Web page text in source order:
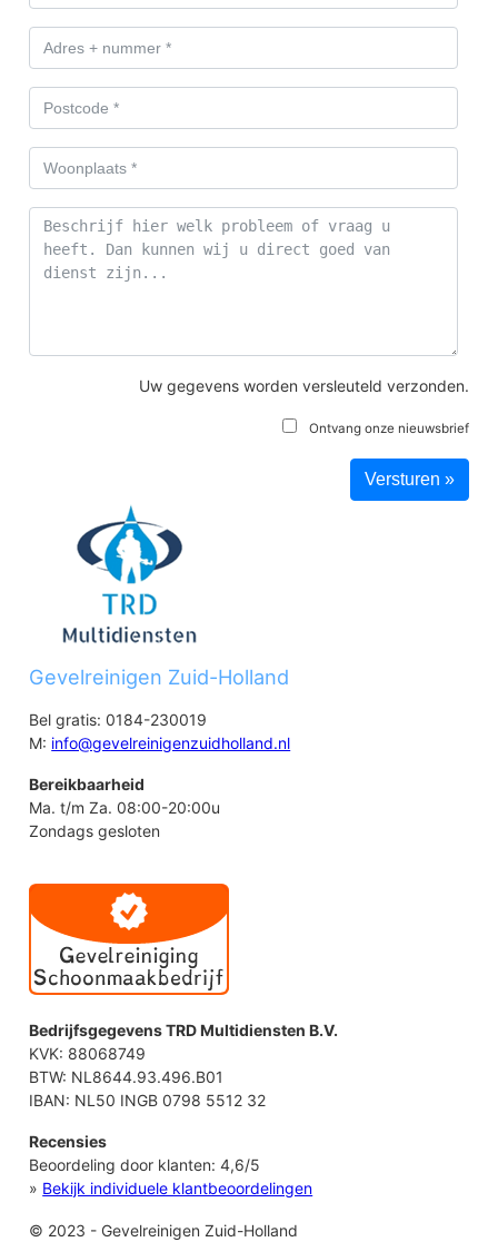
Uw gegevens worden versleuteld verzonden.
Ontvang onze nieuwsbrief
Gevelreinigen Zuid-Holland
Bel gratis: 0184-230019
M: info@gevelreinigenzuidholland.nl
Bereikbaarheid
Ma. t/m Za. 08:00-20:00u
Zondags gesloten
Bedrijfsgegevens TRD Multidiensten B.V.
KVK: 88068749
BTW: NL8644.93.496.B01
IBAN: NL50 INGB 0798 5512 32
Recensies
Beoordeling door klanten:4,6/5
» Bekijk individuele klantbeoordelingen
© 2023 - Gevelreinigen Zuid-Holland